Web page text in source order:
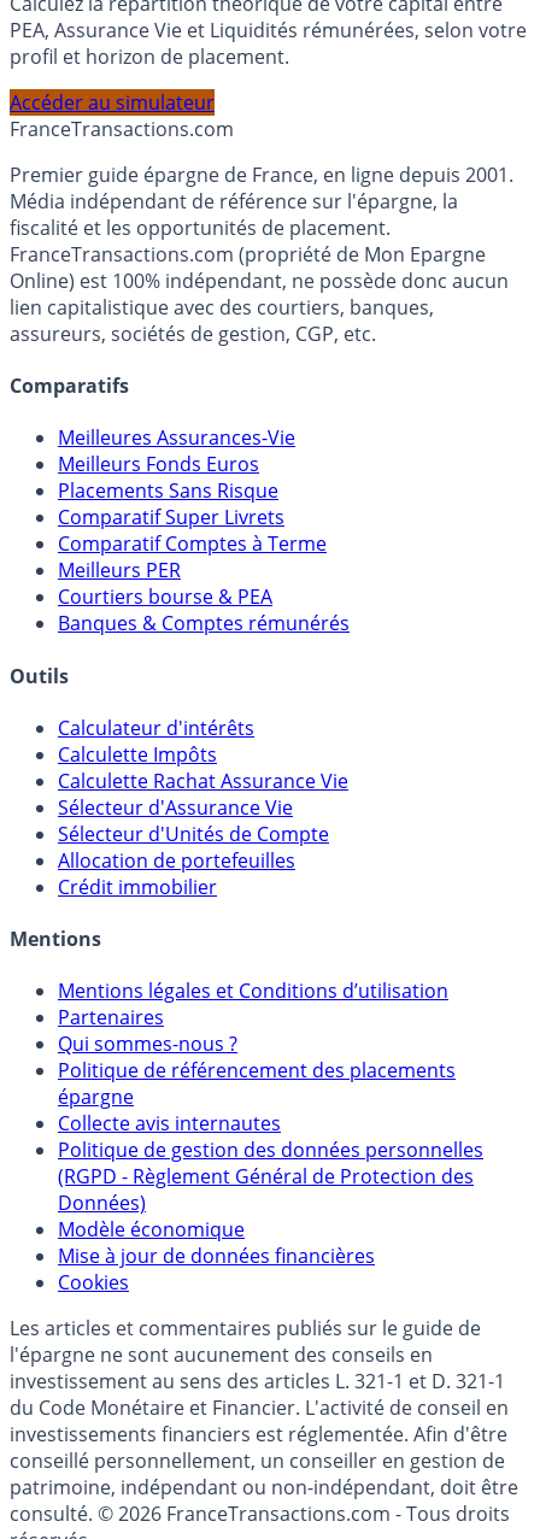
Calculez la répartition théorique de votre capital entre
profil et horizon de placement.
FranceTransactions.com
Premier guide épargne de France, en ligne depuis 2001.
Média indépendant de référence sur l'épargne, la
fiscalité et les opportunités de placement.
FranceTransactions.com (propriété de Mon Epargne
Online) est 100% indépendant, ne possède donc aucun
assureurs, sociétés de gestion, CGP, etc.
Comparatifs
Meilleures Assurances-Vie
Meilleurs Fonds Euros
Placements Sans Risque
Comparatif Super Livrets
Comparatif Comptes à Terme
Meilleurs PER
Banques & Comptes rémunérés
Outils
Calculateur d'intérêts
Calculette Impôts
Calculette Rachat Assurance Vie
Sélecteur d'Assurance Vie
Sélecteur d'Unités de Compte
Crédit immobilier
Mentions
Mentions légales et Conditions d’utilisation
Partenaires
Qui sommes-nous ?
Politique de référencement des placements
épargne
Collecte avis internautes
Politique de gestion des données personnelles
(RGPD - Règlement Général de Protection des
Données)
Modèle économique
Cookies
Les articles et commentaires publiés sur le guide de
l'épargne ne sont aucunement des conseils en
investissement au sens des articles L. 321-1 et D. 321-1
du Code Monétaire et Financier. L'activité de conseil en
investissements financiers est réglementée. Afin d'être
conseillé personnellement, un conseiller en gestion de